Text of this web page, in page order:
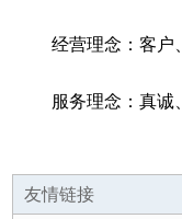
经营理念：客户
服务理念：真诚
友情链接